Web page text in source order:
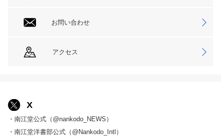
お問い合わせ
アクセス
X
・南江堂公式（@nankodo_NEWS）
・南江堂洋書部公式（@Nankodo_Intl）